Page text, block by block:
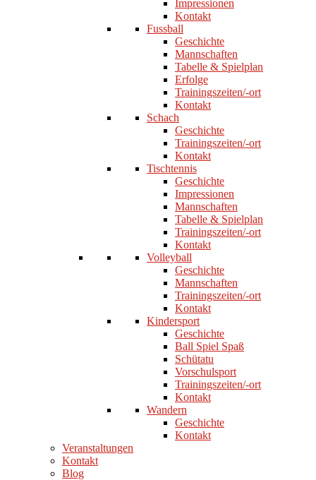
Impressionen
Kontakt
Fussball
Geschichte
Mannschaften
Tabelle & Spielplan
Erfolge
Trainingszeiten/-ort
Kontakt
Schach
Geschichte
Trainingszeiten/-ort
Kontakt
Tischtennis
Geschichte
Impressionen
Mannschaften
Tabelle & Spielplan
Trainingszeiten/-ort
Kontakt
Volleyball
Geschichte
Mannschaften
Trainingszeiten/-ort
Kontakt
Kindersport
Geschichte
Ball Spiel Spaß
Schütatu
Vorschulsport
Trainingszeiten/-ort
Kontakt
Wandern
Geschichte
Kontakt
Veranstaltungen
Kontakt
Blog